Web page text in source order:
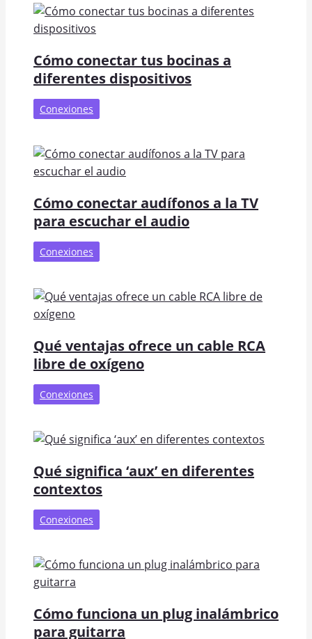
Cómo conectar tus bocinas a
diferentes dispositivos
Conexiones
Cómo conectar audífonos a la TV
para escuchar el audio
Conexiones
Qué ventajas ofrece un cable RCA
libre de oxígeno
Conexiones
Qué significa ‘aux’ en diferentes
contextos
Conexiones
Cómo funciona un plug inalámbrico
para guitarra